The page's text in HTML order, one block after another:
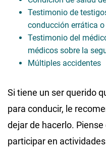
Testimonio de
conducción errática
Testimonio del
médicos sobre la
Múltiples accidentes
Si tiene un ser querido
para conducir, le
dejar de hacerlo.
participar en